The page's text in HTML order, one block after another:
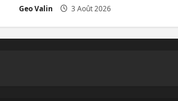
Geo Valin 3 Août 2026